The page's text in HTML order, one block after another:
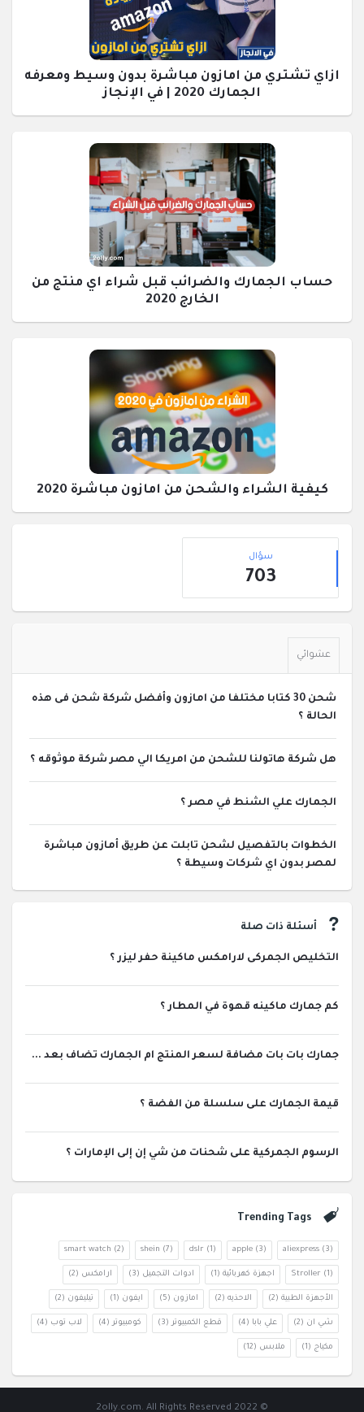
ازاي تشتري من امازون مباشرة بدون وسيط ومعرفه
الجمارك 2020 | في الإنجاز
حساب الجمارك والضرائب قبل شراء اي منتج من
الخارج 2020
كيفية الشراء والشحن من امازون مباشرة 2020
القائمة
الجانبية
إحصائيات
سؤال
703
عشوائي
شحن 30 كتابا مختلفا من امازون وأفضل شركة شحن فى هذه
الحالة ؟
هل شركة هاتولنا للشحن من امريكا الي مصر شركة موثوقه ؟
الجمارك علي الشنط في مصر ؟
الخطوات بالتفصيل لشحن تابلت عن طريق أمازون مباشرة
لمصر بدون اي شركات وسيطة ؟
أسئلة ذات صلة
التخليص الجمركى لارامكس ماكينة حفر ليزر ؟
كم جمارك ماكينه قهوة في المطار ؟
جمارك بات بات مضافة لسعر المنتج ام الجمارك تضاف بعد ...
قيمة الجمارك على سلسلة من الفضة ؟
الرسوم الجمركية على شحنات من شي إن إلى الإمارات ؟
Trending Tags
aliexpress (3)
apple (3)
dslr (1)
shein (7)
smart watch (2)
Stroller (1) اجهزة كهربائية (1) ادوات التجميل (3) ارامكس (2)
الأجهزة الطبية (2) الاحذيه (2) امازون (5) ايفون (1) تيليفون (2)
شي ان (2) علي بابا (4) قطع الكمبيوتر (3) كومبيوتر (4) لاب توب (4)
مكياج (1) ملابس (12)
© 2022 2olly.com. All Rights Reserved